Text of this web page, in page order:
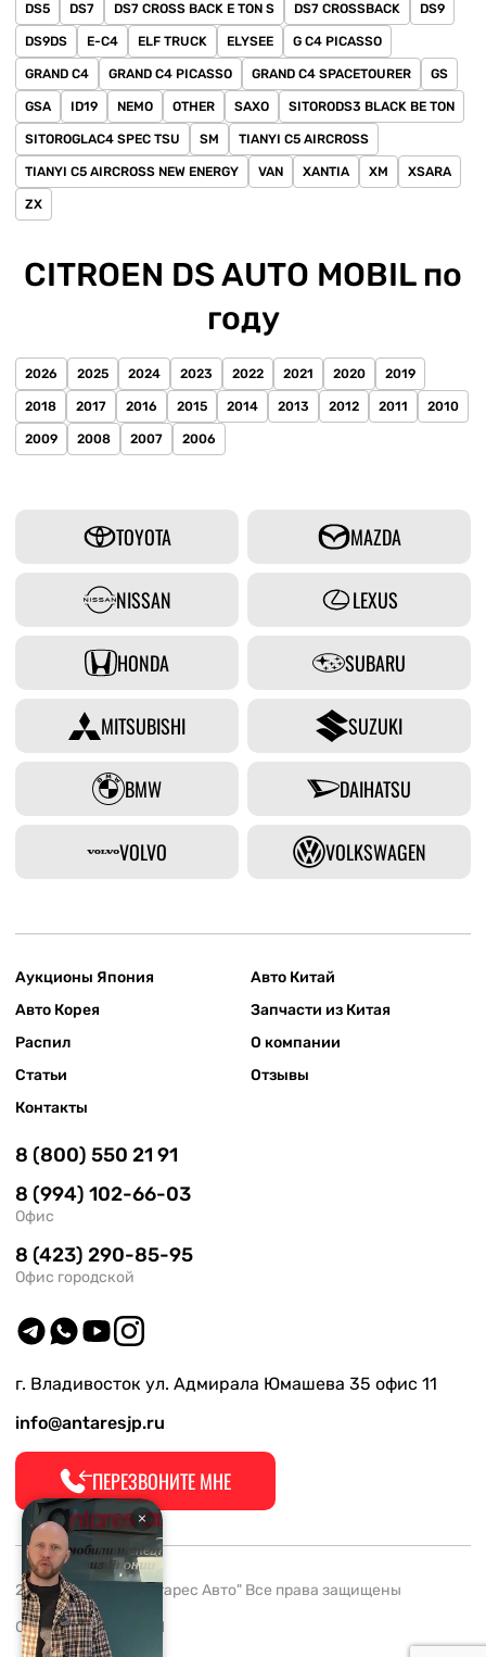
DS5 DS7 DS7 CROSS BACK E TON S DS7 CROSSBACK DS9
DS9DS E-C4 ELF TRUCK ELYSEE G C4 PICASSO
GRAND C4 GRAND C4 PICASSO GRAND C4 SPACETOURER GS
GSA ID19 NEMO OTHER SAXO SITORODS3 BLACK BE TON
SITOROGLAC4 SPEC TSU SM TIANYI C5 AIRCROSS
TIANYI C5 AIRCROSS NEW ENERGY VAN XANTIA XM XSARA
ZX
CITROEN DS AUTO MOBIL по
году
2026 2025 2024 2023 2022 2021 2020 2019
2018 2017 2016 2015 2014 2013 2012 2011 2010
2009 2008 2007 2006
TOYOTA MAZDA
NISSAN LEXUS
HONDA SUBARU
MITSUBISHI SUZUKI
BMW DAIHATSU
VOLVO VOLKSWAGEN
Аукционы Япония
Авто Китай
Авто Корея
Запчасти из Китая
Распил
О компании
Статьи
Отзывы
Контакты
8 (800) 550 21 91
8 (994) 102-66-03
Офис
8 (423) 290-85-95
Офис городской
г. Владивосток ул. Адмирала Юмашева 35 офис 11
info@antaresjp.ru
ПЕРЕЗВОНИТЕ МНЕ
2008-2026 ООО "Антарес Авто" Все права защищены
ОГРН 1132537005061